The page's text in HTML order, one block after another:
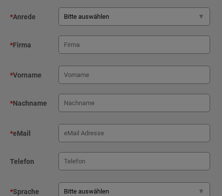
*Anrede
*Firma
*Vorname
*Nachname
*eMail
Telefon
*Sprache